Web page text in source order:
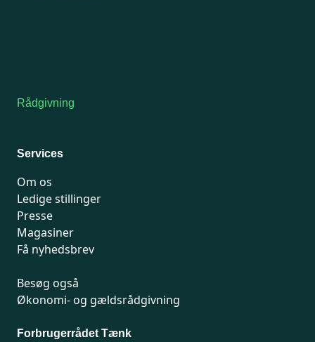
Rådgivning
Services
Om os
Ledige stillinger
Presse
Magasiner
Få nyhedsbrev
Besøg også
Økonomi- og gældsrådgivning
Forbrugerrådet Tænk